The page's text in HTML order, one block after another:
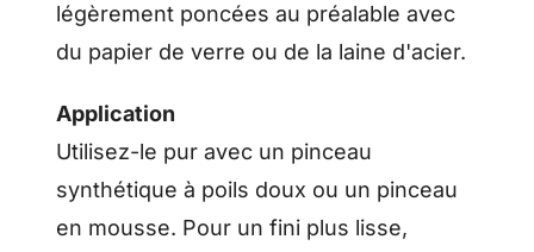
légèrement poncées au préalable avec
du papier de verre ou de la laine d'acier.
Application
Utilisez-le pur avec un pinceau
synthétique à poils doux ou un pinceau
en mousse. Pour un fini plus lisse,